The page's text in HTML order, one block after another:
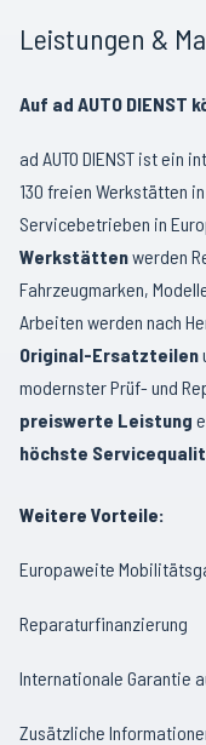
Leistungen &
Auf ad AUTO DIENST
ad AUTO DIENST ist
130 freien Werkstätten
Servicebetrieben in
Werkstättenwerden
Fahrzeugmarken,
Arbeiten werden nach
Original-Ersatzteilen
modernster Prüf- und
preiswerte Leistung
höchste
Weitere Vorteile:
Europaweite
Reparaturfinanzierung
Internationale Garantie
Zusätzliche